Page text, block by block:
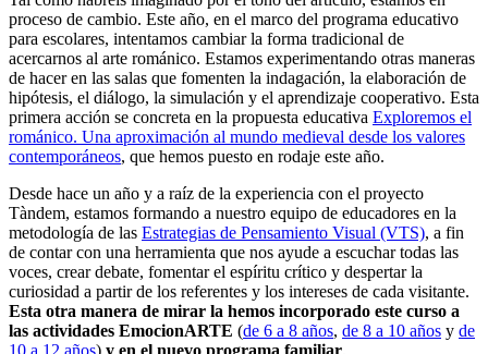
proceso de cambio. Este año, en el marco del programa educativo
para escolares, intentamos cambiar la forma tradicional de
acercarnos al arte románico. Estamos experimentando otras maneras
de hacer en las salas que fomenten la indagación, la elaboración de
hipótesis, el diálogo, la simulación y el aprendizaje cooperativo. Esta
primera acción se concreta en la propuesta educativa Exploremos el
románico. Una aproximación al mundo medieval desde los valores
contemporáneos, que hemos puesto en rodaje este año.
Desde hace un año y a raíz de la experiencia con el proyecto
Tàndem, estamos formando a nuestro equipo de educadores en la
metodología de las Estrategias de Pensamiento Visual (VTS), a fin
de contar con una herramienta que nos ayude a escuchar todas las
voces, crear debate, fomentar el espíritu crítico y despertar la
curiosidad a partir de los referentes y los intereses de cada visitante.
Esta otra manera de mirar la hemos incorporado este curso a
las actividades EmocionARTE (de 6 a 8 años, de 8 a 10 años y de
10 a 12 años) y en el nuevo programa familiar.